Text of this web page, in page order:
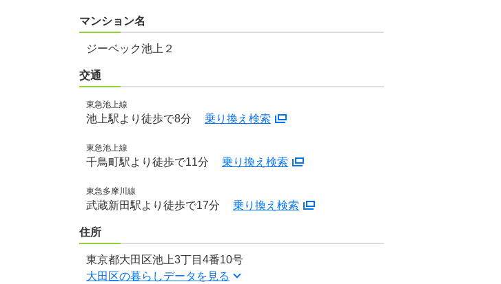
マンション名
ジーベック池上２
交通
東急池上線
池上駅より徒歩で8分 乗り換え検索
東急池上線
千鳥町駅より徒歩で11分 乗り換え検索
東急多摩川線
武蔵新田駅より徒歩で17分 乗り換え検索
住所
東京都大田区池上3丁目4番10号
大田区の暮らしデータを見る